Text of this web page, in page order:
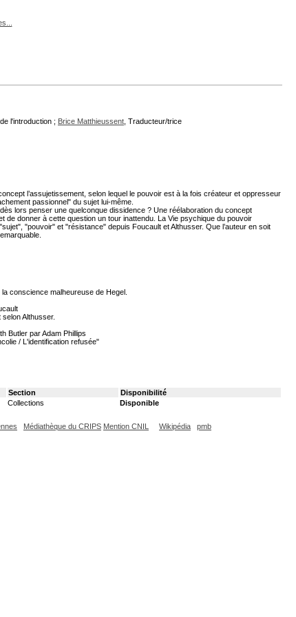
l'introduction ; Brice Matthieussent , Traducteur/trice
l’assujetissement, selon lequel le pouvoir est à la fois créateur et oppresseur
passionnel" du sujet lui-même.
lors penser une quelconque dissidence ? Une réélaboration du concept
de donner à cette question un tour inattendu. La Vie psychique du pouvoir
"pouvoir" et "résistance" depuis Foucault et Althusser. Que l’auteur en soit
conscience malheureuse de Hegel.
Althusser.
Butler par Adam Phillips
/ L'identification refusée"
Section
Disponibilité
Collections Disponible
Médiathèque du CRIPS Mention CNIL Wikipédia pmb